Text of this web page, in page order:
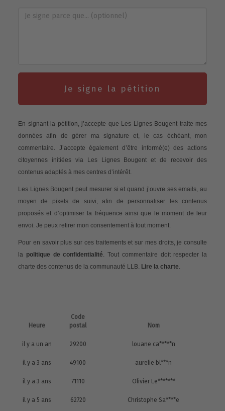
Je signe la pétition
En signant la pétition, j’accepte que Les Lignes Bougent traite mes
données afin de gérer ma signature et, le cas échéant, mon
commentaire. J’accepte également d’être informé(e) des actions
citoyennes initiées via Les Lignes Bougent et de recevoir des
contenus adaptés à mes centres d’intérêt.
Les Lignes Bougent peut mesurer si et quand j’ouvre ses emails, au
moyen de pixels de suivi, afin de personnaliser les contenus
proposés et d’optimiser la fréquence ainsi que le moment de leur
envoi. Je peux retirer mon consentement à tout moment.
Pour en savoir plus sur ces traitements et sur mes droits, je consulte
la politique de confidentialité. Tout commentaire doit respecter la
charte des contenus de la communauté LLB. Lire la charte.
Heure
Code
postal
Nom
il y a un an 29200 louane ca*****n
il y a 3 ans 49100 aurelie bl***n
il y a 3 ans 71110 Olivier Le*******
il y a 5 ans 62720 Christophe Sa****e